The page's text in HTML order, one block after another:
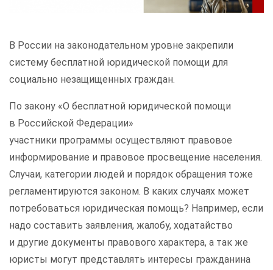
В России на законодательном уровне закрепили
систему бесплатной юридической помощи для
социально незащищенных граждан.
По закону «О бесплатной юридической помощи
в Российской Федерации»
участники программы осуществляют правовое
информирование и правовое просвещение населения.
Случаи, категории людей и порядок обращения тоже
регламентируются законом. В каких случаях может
потребоваться юридическая помощь? Например, если
надо составить заявления, жалобу, ходатайство
и другие документы правового характера, а так же
юристы могут представлять интересы гражданина